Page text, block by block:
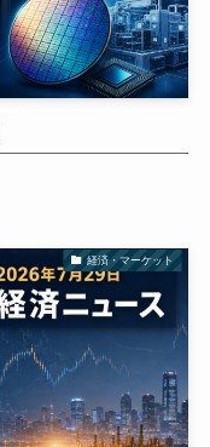
経済・マーケット